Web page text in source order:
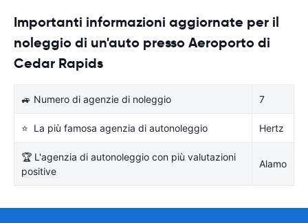
Importanti informazioni aggiornate per il
noleggio di un'auto presso Aeroporto di
Cedar Rapids
🚙 Numero di agenzie di noleggio 7
⭐ La più famosa agenzia di autonoleggio Hertz
🏆 L'agenzia di autonoleggio con più valutazioni
positive
Alamo